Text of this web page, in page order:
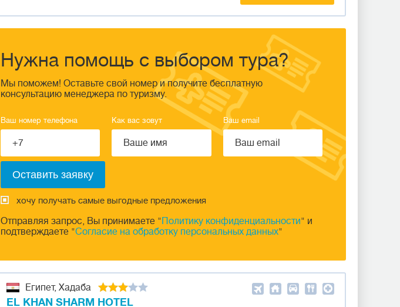
Нужна помощь с выбором тура?
Мы поможем! Оставьте свой номер и получите бесплатную
консультацию менеджера по туризму.
Ваш номер телефона Как вас зовут Ваш email
хочу получать самые выгодные предложения
Отправляя запрос, Вы принимаете "Политику конфиденциальности" и
подтверждаете "Согласие на обработку персональных данных"
Египет, Хадаба
EL KHAN SHARM HOTEL